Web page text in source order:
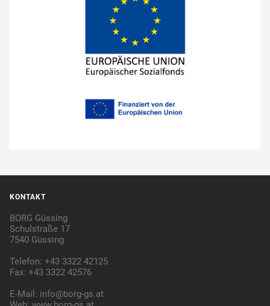
KONTAKT
BORG Güssing
Schulstraße 17
7540 Güssing
Telefon: +43 3322 42125
Fax: +43 3322 42576
E-Mail: info@borg-gs.at